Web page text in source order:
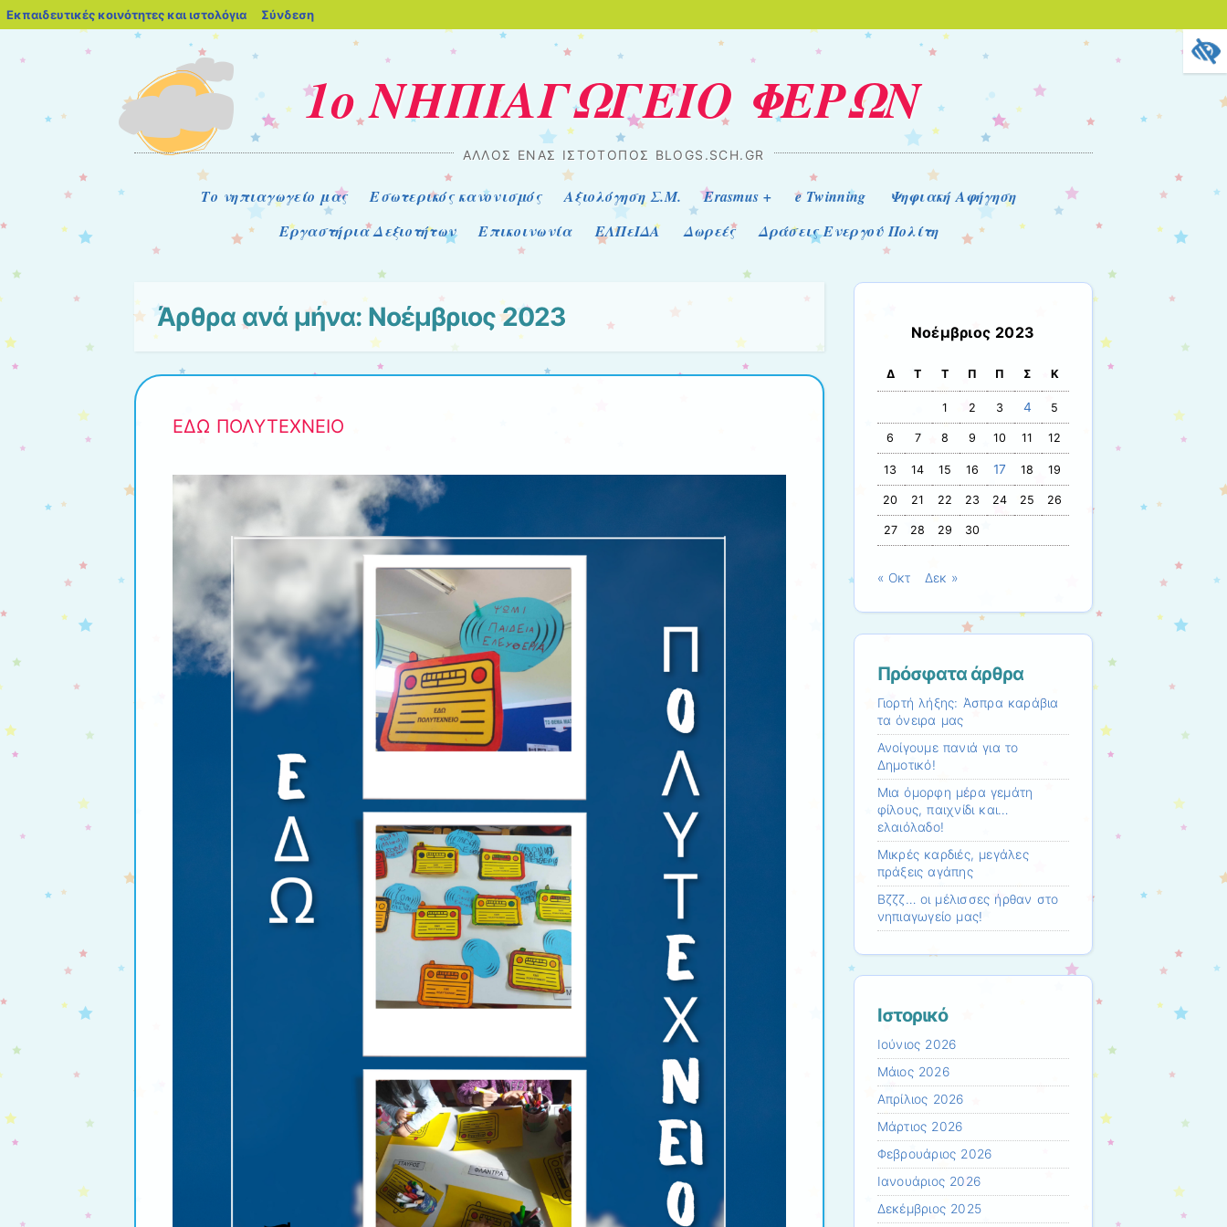
Εκπαιδευτικές κοινότητες και ιστολόγια blogs.sch.gr
Σύνδεση
1ο ΝΗΠΙΑΓΩΓΕΙΟ ΦΕΡΩΝ
ΆΛΛΟΣ ΈΝΑΣ ΙΣΤΌΤΟΠΟΣ BLOGS.SCH.GR
Μενού
Μετάβαση στο περιεχόμενο
Το νηπιαγωγείο μας Εσωτερικός κανονισμός Αξιολόγηση Σ.Μ. Erasmus + e Twinning
Ψηφιακή Αφήγηση
Εργαστήρια Δεξιοτήτων
Επικοινωνία ΕΛΠεΙΔΑ Δωρεές Δράσεις Ενεργού Πολίτη
Άρθρα ανά μήνα: Νοέμβριος 2023
ΕΔΩ ΠΟΛΥΤΕΧΝΕΙΟ
Νοέμβριος 2023
Δ Τ Τ Π Π Σ Κ
1 2 3 4 5
6 7 8 9 10 11 12
13 14 15 16 17 18 19
20 21 22 23 24 25 26
27 28 29 30
« Οκτ Δεκ »
Πρόσφατα άρθρα
Γιορτή λήξης: Άσπρα καράβια
τα όνειρα μας
Ανοίγουμε πανιά για το
Δημοτικό!
Mια όμορφη μέρα γεμάτη
φίλους, παιχνίδι και…
ελαιόλαδο!
Μικρές καρδιές, μεγάλες
πράξεις αγάπης
Βζζζ… οι μέλισσες ήρθαν στο
νηπιαγωγείο μας!
Ιστορικό
Ιούνιος 2026
Μάιος 2026
Απρίλιος 2026
Μάρτιος 2026
Φεβρουάριος 2026
Ιανουάριος 2026
Δεκέμβριος 2025